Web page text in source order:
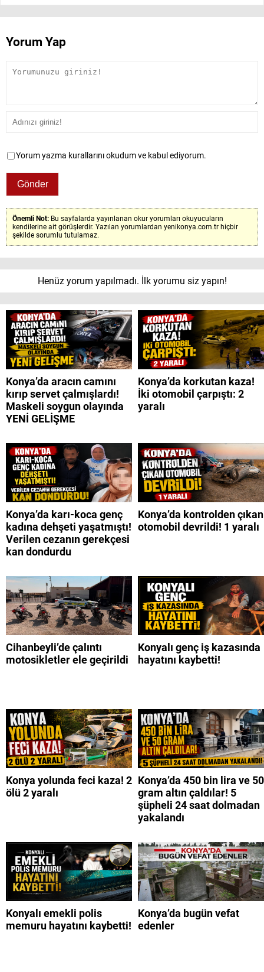
Yorum Yap
Yorum yazma kurallarını okudum ve kabul ediyorum.
Önemli Not: Bu sayfalarda yayınlanan okur yorumları okuyucuların
kendilerine ait görüşlerdir. Yazılan yorumlardan yenikonya.com.tr hiçbir
şekilde sorumlu tutulamaz.
Henüz yorum yapılmadı. İlk yorumu siz yapın!
Konya’da aracın camını
kırıp servet çalmışlardı!
Maskeli soygun olayında
YENİ GELİŞME
Konya’da korkutan kaza!
İki otomobil çarpıştı: 2
yaralı
Konya’da karı-koca genç
kadına dehşeti yaşatmıştı!
Verilen cezanın gerekçesi
kan dondurdu
Konya’da kontrolden çıkan
otomobil devrildi! 1 yaralı
Cihanbeyli’de çalıntı
motosikletler ele geçirildi
Konyalı genç iş kazasında
hayatını kaybetti!
Konya yolunda feci kaza! 2
ölü 2 yaralı
Konya’da 450 bin lira ve 50
gram altın çaldılar! 5
şüpheli 24 saat dolmadan
yakalandı
Konyalı emekli polis
memuru hayatını kaybetti!
Konya’da bugün vefat
edenler